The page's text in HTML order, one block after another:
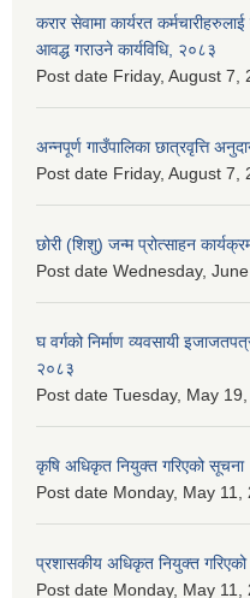
करार सेवामा कार्यरत
आवद्ध गराउने कार्यविधि, २०८३
Post date Friday, August 7,
अन्नपूर्ण गाउँपालिका छात्रवृत्ति
Post date Friday, August 7,
छोरी (शिशु) जन्म प्रोत्साहन
Post date Wednesday,
घ वर्गको निर्माण व्यवसायी
२०८३
Post date Tuesday, May
कृषि अधिकृत नियुक्त गरिएको
Post date Monday, May 11,
प्रशासकीय अधिकृत नियुक्त
Post date Monday, May 11,